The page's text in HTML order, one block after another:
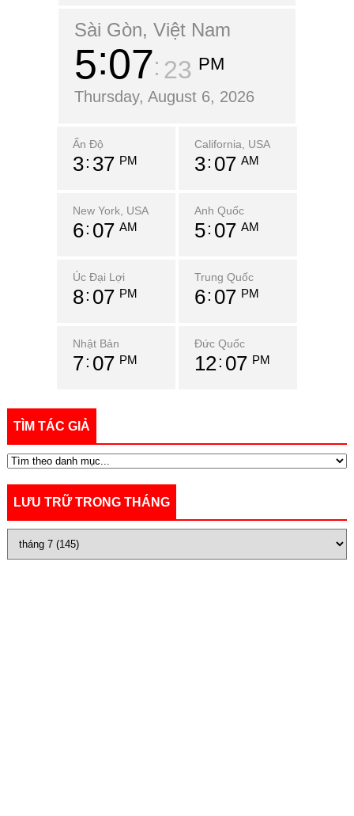
Sài Gòn, Việt Nam
5 07 24 PM
Thursday, August 6, 2026
Ấn Độ
3 37 PM
California, USA
3 07 AM
New York, USA
6 07 AM
Anh Quốc
5 07 AM
Úc Đại Lợi
8 07 PM
Trung Quốc
6 07 PM
Nhật Bản
7 07 PM
Đức Quốc
12 07 PM
TÌM TÁC GIẢ
LƯU TRỮ TRONG THÁNG